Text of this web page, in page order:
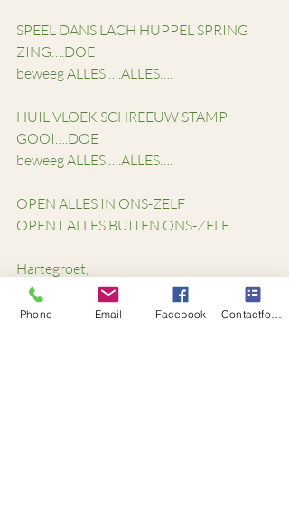
SPEEL DANS LACH HUPPEL SPRING
ZING….DOE
beweeg ALLES ….ALLES….
HUIL VLOEK SCHREEUW STAMP
GOOI….DOE
beweeg ALLES ….ALLES….
OPEN ALLES IN ONS-ZELF
OPENT ALLES BUITEN ONS-ZELF
Hartegroet,
Monique Vermeer
Phone Email Facebook Contactformulier